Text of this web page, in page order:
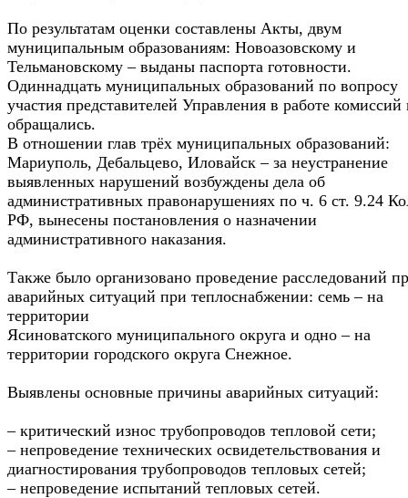
По результатам оценки составлены Акты, двум
муниципальным образованиям: Новоазовскому и
Тельмановскому – выданы паспорта готовности.
Одиннадцать муниципальных образований по вопросу
участия представителей Управления в работе комиссий
обращались.
В отношении глав трёх муниципальных образований:
Мариуполь, Дебальцево, Иловайск – за неустранение
выявленных нарушений возбуждены дела об
административных правонарушениях по ч. 6 ст. 9.24
РФ, вынесены постановления о назначении
административного наказания.
Также было организовано проведение расследований
аварийных ситуаций при теплоснабжении: семь – на
территории
Ясиноватского муниципального округа и одно – на
территории городского округа Снежное.
Выявлены основные причины аварийных ситуаций:
– критический износ трубопроводов тепловой сети;
– непроведение технических освидетельствования и
диагностирования трубопроводов тепловых сетей;
– непроведение испытаний тепловых сетей.